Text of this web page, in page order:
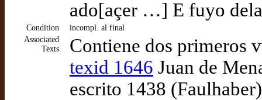
ado[açer …] E fuyo
Condition
incompl. al final
Associated
Texts
Contiene dos primeros
texid 1646 Juan de
escrito 1438 (Faulhaber)